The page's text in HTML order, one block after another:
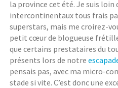
la province cet été. Je suis loin
intercontinentaux tous frais
superstars, mais me croirez-
petit cœur de blogueuse
que certains prestataires du
présents lors de notre
pensais pas, avec ma micro-
stade si vite. C’est donc une